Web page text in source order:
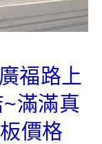
福路上
滿滿真
價格